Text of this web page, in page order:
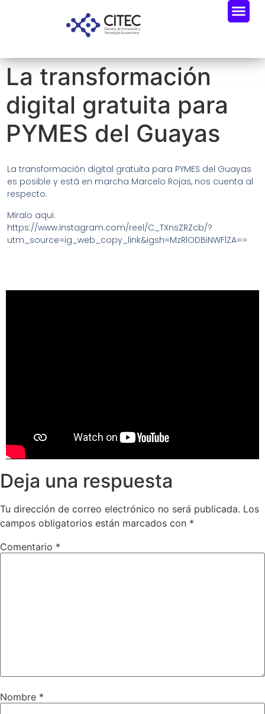
La transformación
digital gratuita para
PYMES del Guayas
La transformación digital gratuita para PYMES del Guayas
es posible y está en marcha Marcelo Rojas, nos cuenta al
respecto.
Miralo aqui:
https://www.instagram.com/reel/C_TXnsZRZcb/?
utm_source=ig_web_copy_link&igsh=MzRlODBiNWFlZA==
Deja una respuesta
Tu dirección de correo electrónico no será publicada. Los
campos obligatorios están marcados con *
Comentario *
Nombre *